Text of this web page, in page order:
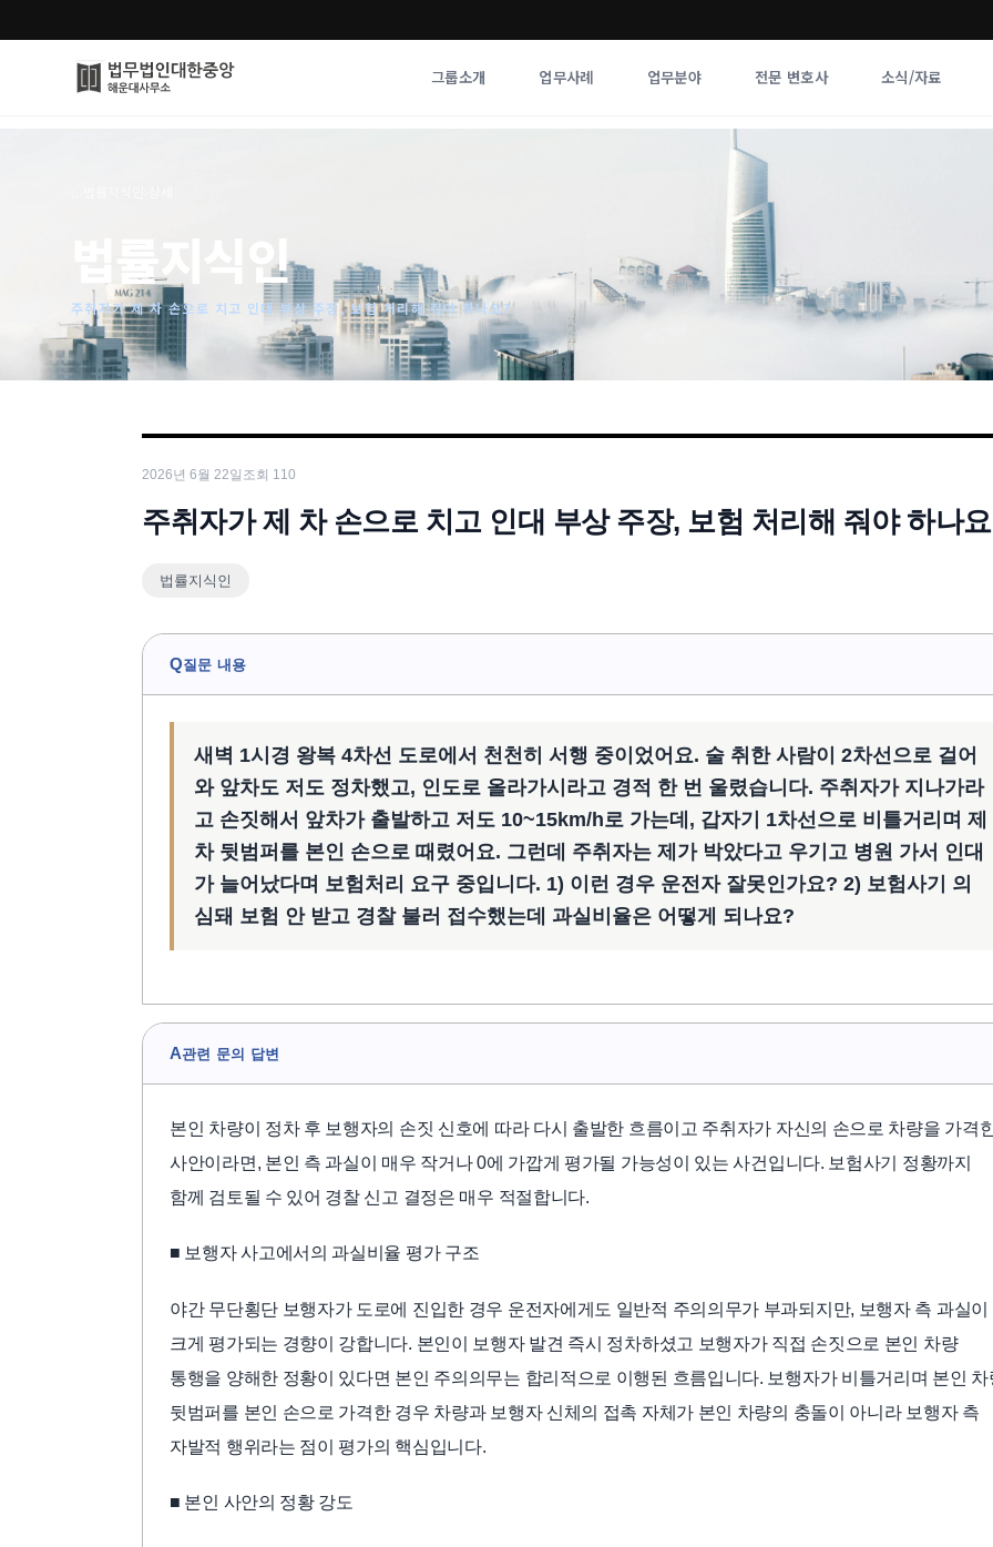
그룹소개 업무사례 업무분야 전문 변호사 소식/자료
사례분석/최신동향
법률정보
법률지식인
고객후기
법률지식인
주취자가 제 차 손으로 치고 인대 부상 주장, 보험 처리해 줘야 하나요?
2026년 6월 22일 조회 110
주취자가 제 차 손으로 치고 인대 부상 주장, 보험 처리해 줘야 하나
법률지식인
Q질문 내용
새벽 1시경 왕복 4차선 도로에서 천천히 서행 중이었어요. 술 취한 사람이 2차선으로 걸어
와 앞차도 저도 정차했고, 인도로 올라가시라고 경적 한 번 울렸습니다. 주취자가 지나가라
고 손짓해서 앞차가 출발하고 저도 10~15km/h로 가는데, 갑자기 1차선으로 비틀거리며 제
차 뒷범퍼를 본인 손으로 때렸어요. 그런데 주취자는 제가 박았다고 우기고 병원 가서 인대
가 늘어났다며 보험처리 요구 중입니다. 1) 이런 경우 운전자 잘못인가요? 2) 보험사기 의
심돼 보험 안 받고 경찰 불러 접수했는데 과실비율은 어떻게 되나요?
A관련 문의 답변
본인 차량이 정차 후 보행자의 손짓 신호에 따라 다시 출발한 흐름이고 주취자가 자신의 손으로 차량을 가격
사안이라면, 본인 측 과실이 매우 작거나 0에 가깝게 평가될 가능성이 있는 사건입니다. 보험사기 정황까지
함께 검토될 수 있어 경찰 신고 결정은 매우 적절합니다.
■ 보행자 사고에서의 과실비율 평가 구조
야간 무단횡단 보행자가 도로에 진입한 경우 운전자에게도 일반적 주의의무가 부과되지만, 보행자 측 과실이
크게 평가되는 경향이 강합니다. 본인이 보행자 발견 즉시 정차하셨고 보행자가 직접 손짓으로 본인 차량
통행을 양해한 정황이 있다면 본인 주의의무는 합리적으로 이행된 흐름입니다. 보행자가 비틀거리며 본인 차
뒷범퍼를 본인 손으로 가격한 경우 차량과 보행자 신체의 접촉 자체가 본인 차량의 충돌이 아니라 보행자 측
자발적 행위라는 점이 평가의 핵심입니다.
■ 본인 사안의 정황 강도